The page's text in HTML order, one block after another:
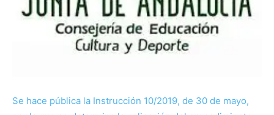
Se hace pública la Instrucción 10/2019, de 30 de mayo,